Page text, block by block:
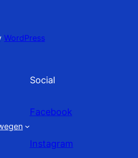
WordPress
Social
Facebook
Instagram